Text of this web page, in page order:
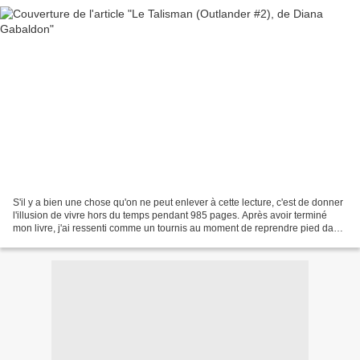
S'il y a bien une chose qu'on ne peut enlever à cette lecture, c'est de donner
l'illusion de vivre hors du temps pendant 985 pages. Après avoir terminé
mon livre, j'ai ressenti comme un tournis au moment de reprendre pied dans